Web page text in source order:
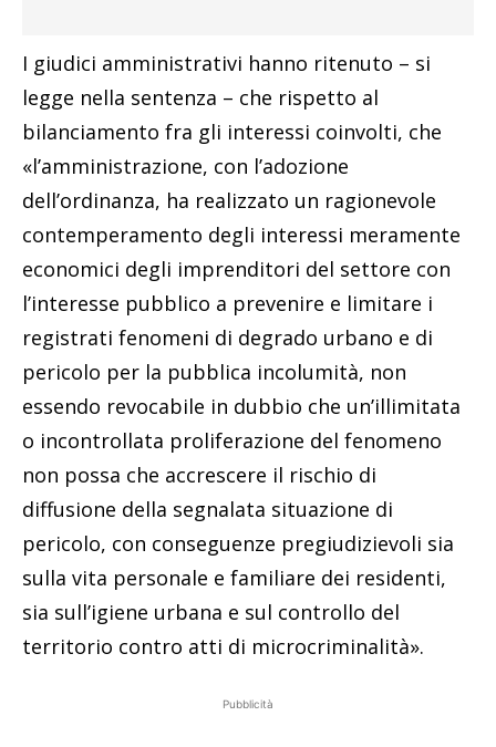
I giudici amministrativi hanno ritenuto – si
legge nella sentenza – che rispetto al
bilanciamento fra gli interessi coinvolti, che
«l’amministrazione, con l’adozione
dell’ordinanza, ha realizzato un ragionevole
contemperamento degli interessi meramente
economici degli imprenditori del settore con
l’interesse pubblico a prevenire e limitare i
registrati fenomeni di degrado urbano e di
pericolo per la pubblica incolumità, non
essendo revocabile in dubbio che un’illimitata
o incontrollata proliferazione del fenomeno
non possa che accrescere il rischio di
diffusione della segnalata situazione di
pericolo, con conseguenze pregiudizievoli sia
sulla vita personale e familiare dei residenti,
sia sull’igiene urbana e sul controllo del
territorio contro atti di microcriminalità».
Pubblicità